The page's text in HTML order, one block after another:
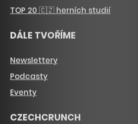
TOP 20 🇨🇿 herních studií
DÁLE TVOŘÍME
Newslettery
Podcasty
Eventy
CZECHCRUNCH